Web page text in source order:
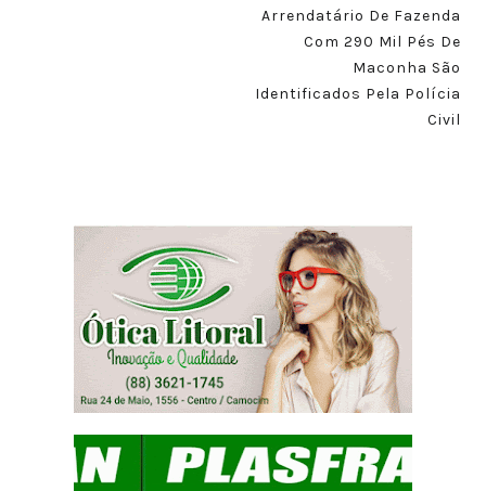
Arrendatário De Fazenda
Com 290 Mil Pés De
Maconha São
Identificados Pela Polícia
Civil